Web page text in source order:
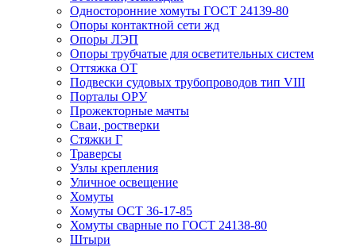
Односторонние хомуты ГОСТ 24139-80
Опоры контактной сети жд
Опоры ЛЭП
Опоры трубчатые для осветительных систем
Оттяжка ОТ
Подвески судовых трубопроводов тип VIII
Порталы ОРУ
Прожекторные мачты
Сваи, ростверки
Стяжки Г
Траверсы
Узлы крепления
Уличное освещение
Хомуты
Хомуты ОСТ 36-17-85
Хомуты сварные по ГОСТ 24138-80
Штыри